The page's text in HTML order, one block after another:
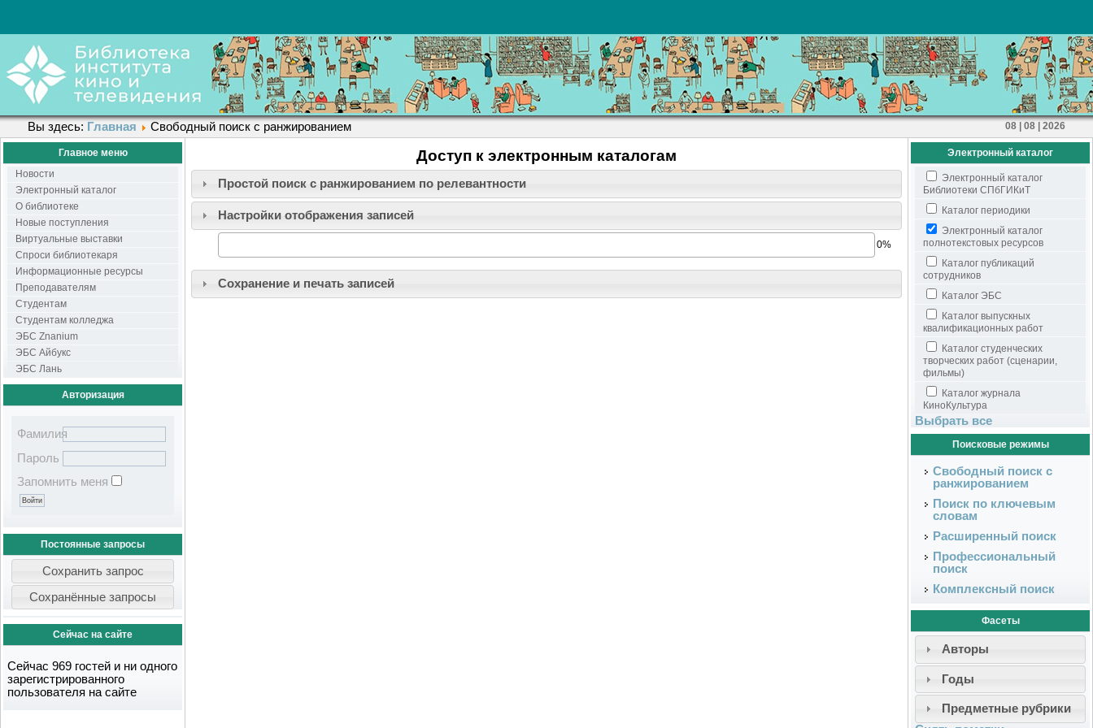
Вы здесь: Главная Свободный поиск с ранжированием 08 | 08 | 2026
Главное меню
Новости
Электронный каталог
О библиотеке
Новые поступления
Виртуальные выставки
Спроси библиотекаря
Информационные ресурсы
Преподавателям
Студентам
Студентам колледжа
ЭБС Znanium
ЭБС Айбукс
ЭБС Лань
Авторизация
Фамилия
Пароль
Запомнить меня
Постоянные запросы
Сейчас на сайте
Сейчас 969 гостей и ни одного
зарегистрированного
пользователя на сайте
Доступ к электронным каталогам
Простой поиск c ранжированием по релевантности
Настройки отображения записей
0%
Сохранение и печать записей
Электронный каталог
Электронный каталог
Библиотеки СПбГИКиТ
Каталог периодики
Электронный каталог
полнотекстовых ресурсов
Каталог публикаций
сотрудников
Каталог ЭБС
Каталог выпускных
квалификационных работ
Каталог студенческих
творческих работ (сценарии,
фильмы)
Каталог журнала
КиноКультура
Выбрать все
Поисковые режимы
Свободный поиск с
ранжированием
Поиск по ключевым
словам
Расширенный поиск
Профессиональный
поиск
Комплексный поиск
Фасеты
Авторы
Годы
Предметные рубрики